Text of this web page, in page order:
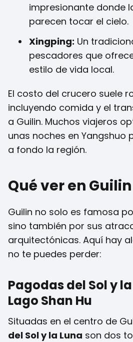
impresionante donde
parecen tocar el cielo.
Xingping: Un
pescadores que
estilo de vida local.
El costo del crucero suele
incluyendo comida y el
a Guilin. Muchos viajeros
unas noches en Yangshuo
a fondo la región.
Qué ver en Guilin
Guilin no solo es famosa
sino también por sus
arquitectónicas. Aquí hay
no te puedes perder:
Pagodas del Sol y
Lago Shan Hu
Situadas en el centro de
del Sol y la Luna son dos